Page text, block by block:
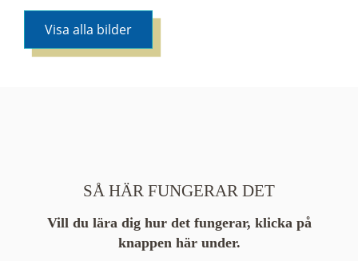
Visa alla bilder
SÅ HÄR FUNGERAR DET
Vill du lära dig hur det fungerar, klicka på
knappen här under.